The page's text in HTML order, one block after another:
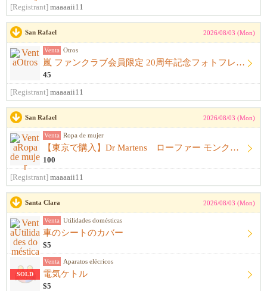
[Registrant] maaaaii11
San Rafael 2026/08/03 (Mon)
Venta Otros
嵐 ファンクラブ会員限定 20周年記念フォトフレーム
45
[Registrant] maaaaii11
San Rafael 2026/08/03 (Mon)
Venta Ropa de mujer
【東京で購入】Dr Martens ローファー モンクストラップ 黒 サイズ23.5cm〜24.0cm ドクターマーチン
100
[Registrant] maaaaii11
Santa Clara 2026/08/03 (Mon)
Venta Utilidades domésticas
車のシートのカバー
$5
SOLD
Venta Aparatos elécricos
電気ケトル
$5